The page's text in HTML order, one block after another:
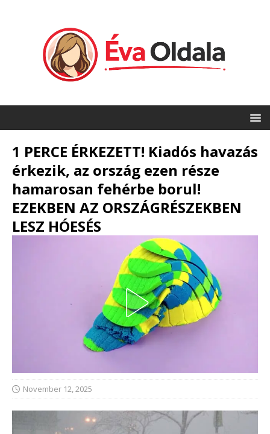
1 PERCE ÉRKEZETT! Kiadós havazás
érkezik, az ország ezen része
hamarosan fehérbe borul!
EZEKBEN AZ ORSZÁGRÉSZEKBEN
LESZ HÓESÉS
November 12, 2025